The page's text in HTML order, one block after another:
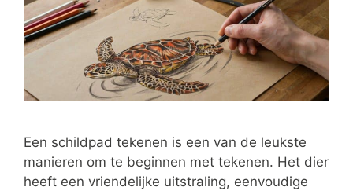
Een schildpad tekenen is een van de leukste
manieren om te beginnen met tekenen. Het dier
heeft een vriendelijke uitstraling, eenvoudige